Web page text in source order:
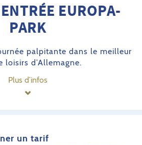
EUROPA-
PARK
palpitante dans le meilleur
loisirs d’Allemagne.
Plus d’infos
un tarif